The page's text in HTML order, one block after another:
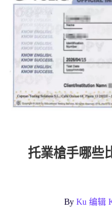
托業槍手哪些
By Ku 编辑